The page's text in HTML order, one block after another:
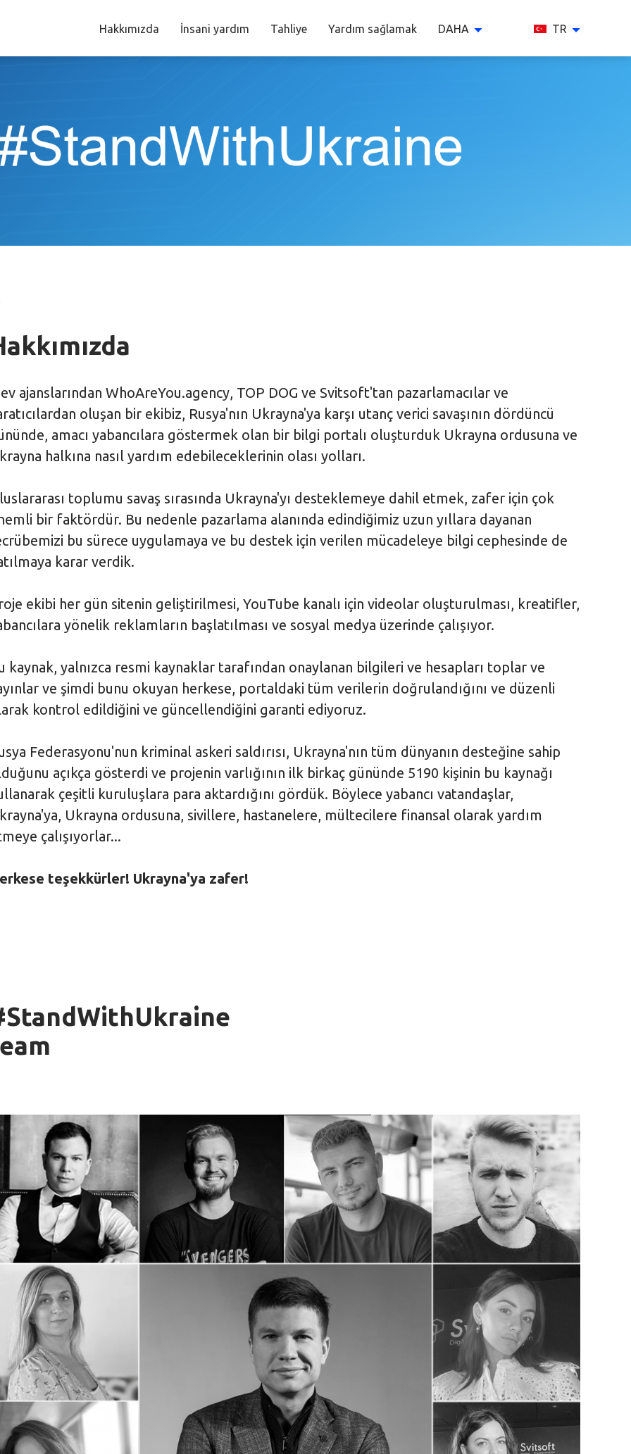
Hakkımızda İnsani yardım Tahliye Yardım sağlamak DAHA TR
ajanslarından WhoAreYou.agency, TOP DOG ve Svitsoft'tan pazarlamacılar ve
oluşan bir ekibiz, Rusya'nın Ukrayna'ya karşı utanç verici savaşının dördüncü
amacı yabancılara göstermek olan bir bilgi portalı oluşturduk Ukrayna ordusuna ve
halkına nasıl yardım edebileceklerinin olası yolları.
toplumu savaş sırasında Ukrayna'yı desteklemeye dahil etmek, zafer için çok
bir faktördür. Bu nedenle pazarlama alanında edindiğimiz uzun yıllara dayanan
bu sürece uygulamaya ve bu destek için verilen mücadeleye bilgi cephesinde de
karar verdik.
ekibi her gün sitenin geliştirilmesi, YouTube kanalı için videolar oluşturulması, kreatifler,
yönelik reklamların başlatılması ve sosyal medya üzerinde çalışıyor.
kaynak, yalnızca resmi kaynaklar tarafından onaylanan bilgileri ve hesapları toplar ve
ve şimdi bunu okuyan herkese, portaldaki tüm verilerin doğrulandığını ve düzenli
kontrol edildiğini ve güncellendiğini garanti ediyoruz.
Federasyonu'nun kriminal askeri saldırısı, Ukrayna'nın tüm dünyanın desteğine sahip
açıkça gösterdi ve projenin varlığının ilk birkaç gününde 5190 kişinin bu kaynağı
çeşitli kuruluşlara para aktardığını gördük. Böylece yabancı vatandaşlar,
Ukrayna ordusuna, sivillere, hastanelere, mültecilere finansal olarak yardım
çalışıyorlar...
teşekkürler! Ukrayna'ya zafer!